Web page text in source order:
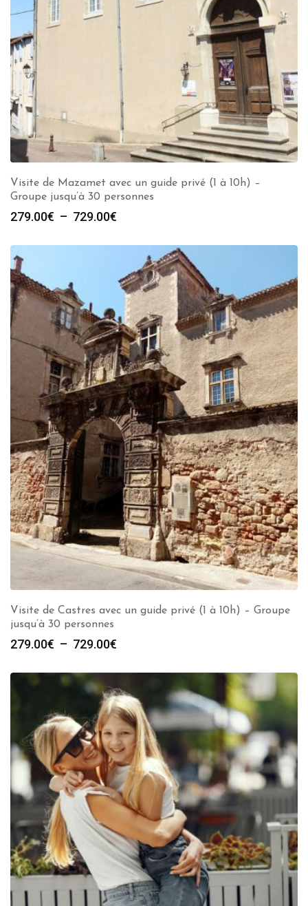
Visite de Mazamet avec un guide privé (1 à 10h) –
Groupe jusqu’à 30 personnes
279.00€ – 729.00€
prix :
279.00€
à
729.00€
Visite de Castres avec un guide privé (1 à 10h) – Groupe
jusqu’à 30 personnes
279.00€ – 729.00€
prix :
279.00€
à
729.00€